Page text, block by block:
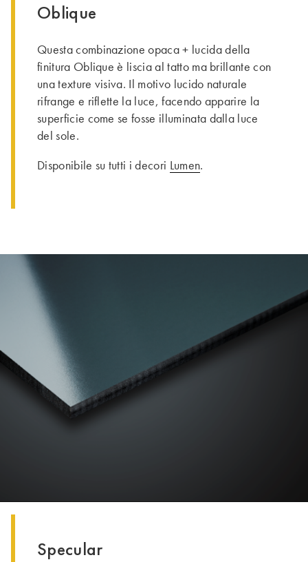
Oblique
Questa combinazione opaca + lucida della
finitura Oblique è liscia al tatto ma brillante con
una texture visiva. Il motivo lucido naturale
rifrange e riflette la luce, facendo apparire la
superficie come se fosse illuminata dalla luce
del sole.
Disponibile su tutti i decori Lumen.
Specular